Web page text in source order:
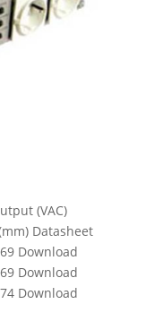
(VAC)
Datasheet
Download
Download
Download